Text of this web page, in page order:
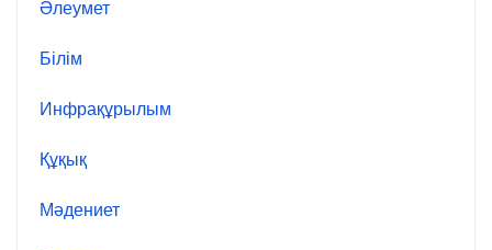
Әлеумет
Білім
Инфрақұрылым
Құқық
Мәдениет